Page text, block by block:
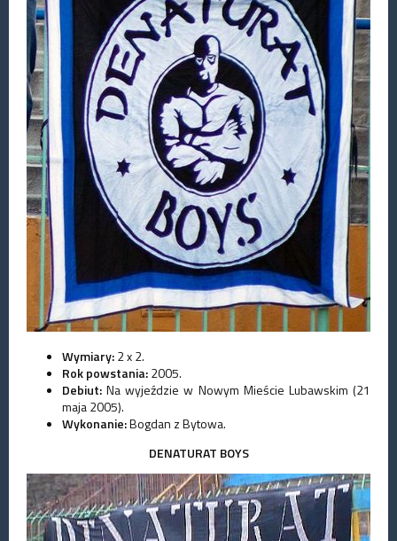
Wymiary:2 x 2.
Rok powstania:2005.
Debiut: Na wyjeździe w Nowym Mieście Lubawskim (21
maja 2005).
Wykonanie:Bogdan z Bytowa.
DENATURAT BOYS